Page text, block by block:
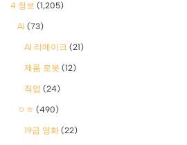
4 정보 (1,205)
AI (73)
AI 리메이크 (21)
제품 로봇 (12)
직업 (24)
ㅇㅎ (490)
19금 영화 (22)